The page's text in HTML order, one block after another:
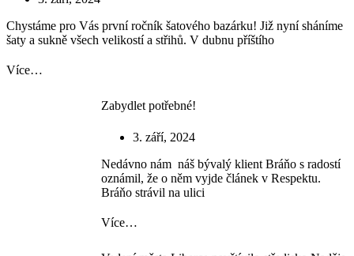
Chystáme pro Vás první ročník šatového bazárku! Již nyní sháníme
šaty a sukně všech velikostí a střihů. V dubnu příštího
Více…
Zabydlet potřebné!
3. září, 2024
Nedávno nám náš bývalý klient Bráňo s radostí
oznámil, že o něm vyjde článek v Respektu.
Bráňo strávil na ulici
Více…